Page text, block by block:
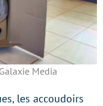
Media
les accoudoirs